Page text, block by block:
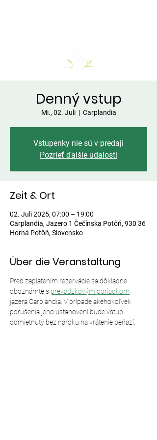
Denný vstup
Mi., 02. Juli
  |
Carplandia
Vstupenky nie sú v predaji
Pozrieť ďalšie udalosti
Zeit & Ort
02. Juli 2025, 07:00 – 19:00
Carplandia, Jazero 1 Čečínska Potôň, 930 36
Horná Potôň, Slovensko
Über die Veranstaltung
Pred zaplatením rezervácie sa dôkladne
oboznámte s prevádzkovým poriadkom
jazera Carplandia. V prípade akéhokoľvek
porušenia jeho ustanovení bude vstup
odmietnutý bez nároku na vrátenie peňazí.